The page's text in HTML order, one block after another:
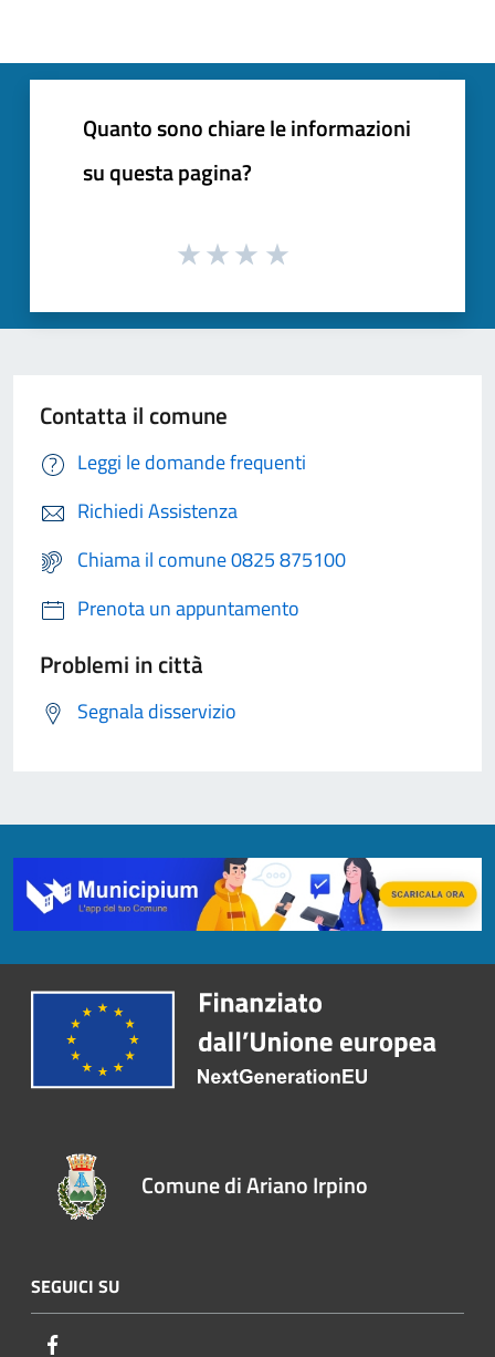
Quanto sono chiare le informazioni
su questa pagina?
Contatta il comune
Leggi le domande frequenti
Richiedi Assistenza
Chiama il comune 0825 875100
Prenota un appuntamento
Problemi in città
Segnala disservizio
Comune di Ariano Irpino
SEGUICI SU